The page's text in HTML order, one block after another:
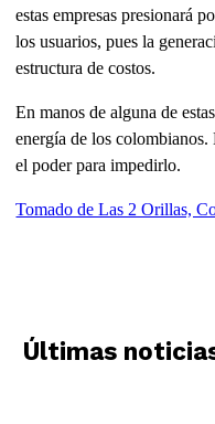
estas empresas presionará
los usuarios, pues la
estructura de costos.
En manos de alguna de
energía de los colombianos.
el poder para impedirlo.
Tomado de Las 2 Orillas,
Últimas